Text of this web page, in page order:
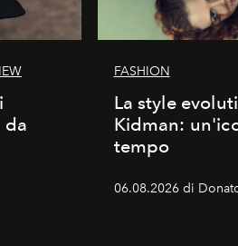
da
FASHION
La style
Kidman:
tempo
06.08.2026 di